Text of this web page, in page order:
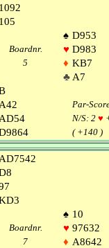
1092
105
♠ D953
Boardnr. ♥ D983
5 ♦ KB7
♣ A7
A42
Par-
AD54 N/S: 2 ♥
( +140 )
AD7542
♠ 10
Boardnr. ♥ 97632
7 ♦ A8642